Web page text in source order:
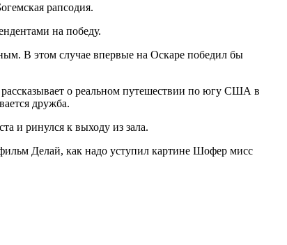
рапсодия.
на победу.
В этом случае впервые на Оскаре победил бы
рассказывает о реальном путешествии по югу США в
дружба.
и ринулся к выходу из зала.
Делай, как надо уступил картине Шофер мисс